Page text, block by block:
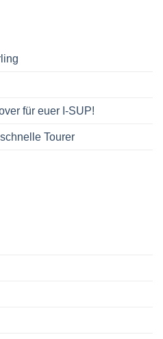
für euer I-SUP!
Tourer